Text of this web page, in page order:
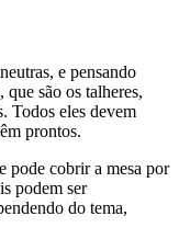
e pensando
que são os talheres,
Todos eles devem
prontos.
pode cobrir a mesa por
podem ser
do tema,